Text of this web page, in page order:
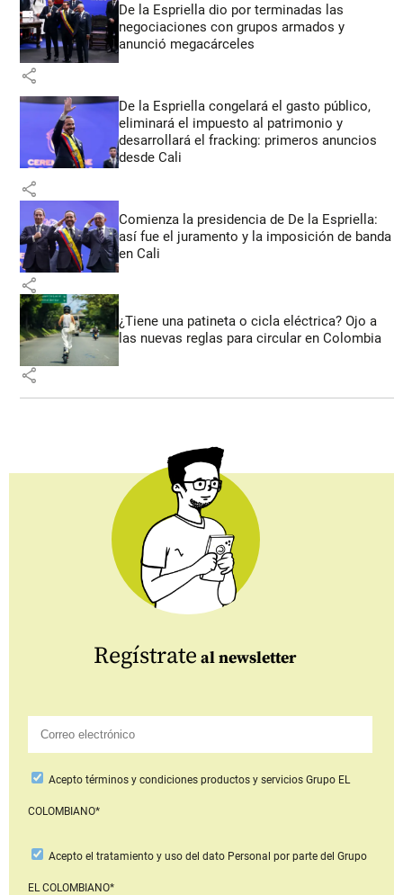
De la Espriella dio por terminadas las
negociaciones con grupos armados y
anunció megacárceles
share
De la Espriella congelará el gasto público,
eliminará el impuesto al patrimonio y
desarrollará el fracking: primeros anuncios
desde Cali
share
Comienza la presidencia de De la Espriella:
así fue el juramento y la imposición de banda
en Cali
share
¿Tiene una patineta o cicla eléctrica? Ojo a
las nuevas reglas para circular en Colombia
share
Regístrate al newsletter
Aceptotérminos y condiciones productos y serviciosGrupo EL
COLOMBIANO*
Acepto el tratamiento y uso del dato Personal por parte del Grupo
EL COLOMBIANO*